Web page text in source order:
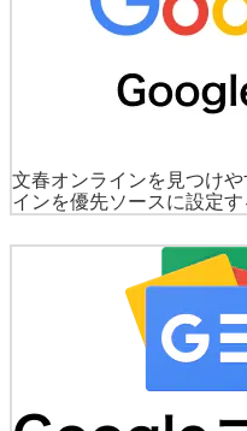
文春オンラインを見つけや
インを優先ソースに設定す